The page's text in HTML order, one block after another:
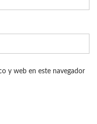
y web en este navegador